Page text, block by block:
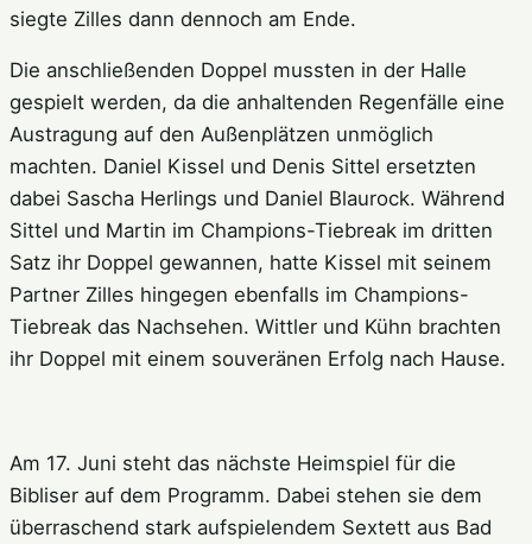
siegte Zilles dann dennoch am Ende.
Die anschließenden Doppel mussten in der Halle
gespielt werden, da die anhaltenden Regenfälle eine
Austragung auf den Außenplätzen unmöglich
machten. Daniel Kissel und Denis Sittel ersetzten
dabei Sascha Herlings und Daniel Blaurock. Während
Sittel und Martin im Champions-Tiebreak im dritten
Satz ihr Doppel gewannen, hatte Kissel mit seinem
Partner Zilles hingegen ebenfalls im Champions-
Tiebreak das Nachsehen. Wittler und Kühn brachten
ihr Doppel mit einem souveränen Erfolg nach Hause.
Am 17. Juni steht das nächste Heimspiel für die
Bibliser auf dem Programm. Dabei stehen sie dem
überraschend stark aufspielendem Sextett aus Bad